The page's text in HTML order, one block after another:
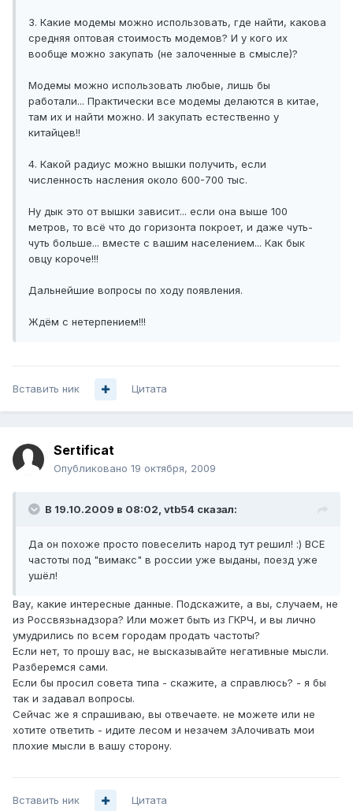
3. Какие модемы можно использовать, где найти, какова
средняя оптовая стоимость модемов? И у кого их
вообще можно закупать (не залоченные в смысле)?
Модемы можно использовать любые, лишь бы
работали... Практически все модемы делаются в китае,
там их и найти можно. И закупать естественно у
китайцев!!
4. Какой радиус можно вышки получить, если
численность насления около 600-700 тыс.
Ну дык это от вышки зависит... если она выше 100
метров, то всё что до горизонта покроет, и даже чуть-
чуть больше... вместе с вашим населением... Как бык
овцу короче!!!
Дальнейшие вопросы по ходу появления.
Ждём с нетерпением!!!
Вставить ник Цитата
Sertificat
Опубликовано 19 октября, 2009
В 19.10.2009 в 08:02, vtb54 сказал:
Да он похоже просто повеселить народ тут решил! :) ВСЕ
частоты под "вимакс" в россии уже выданы, поезд уже
ушёл!
Вау, какие интересные данные. Подскажите, а вы, случаем, не
из Россвязьнадзора? Или может быть из ГКРЧ, и вы лично
умудрились по всем городам продать частоты?
Если нет, то прошу вас, не высказывайте негативные мысли.
Разберемся сами.
Если бы просил совета типа - скажите, а справлюсь? - я бы
так и задавал вопросы.
Сейчас же я спрашиваю, вы отвечаете. не можете или не
хотите ответить - идите лесом и незачем зАлочивать мои
плохие мысли в вашу сторону.
Вставить ник Цитата